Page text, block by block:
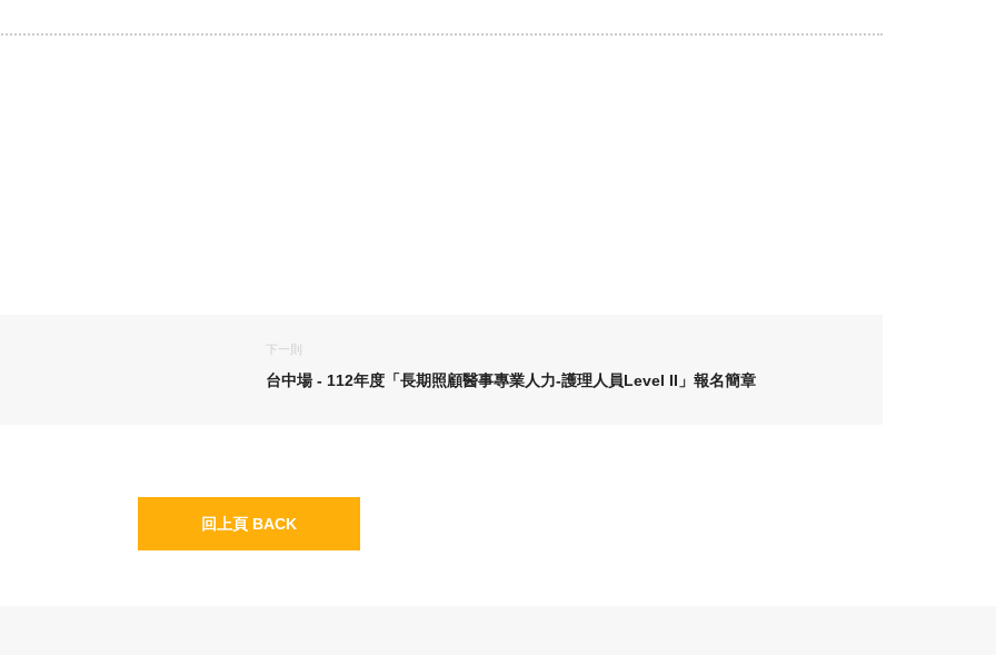
下一則
台中場 - 112年度「長期照顧醫事專業人力-護理人員Level II」報名簡章
回上頁 BACK